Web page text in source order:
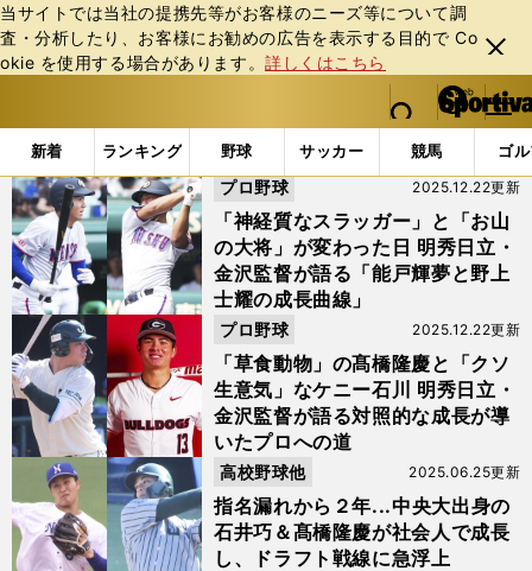
当サイトでは当社の提携先等がお客様のニーズ等について調
査・分析したり、お客様にお勧めの広告を表⽰する⽬的で Co
okie を使⽤する場合があります。詳しくはこちら
閉じ
る
web Sportiva (webスポルティーバ)
検索
マイペ
ー
ジ
メニュ
新着 ランキング 野球 サッカー 競馬 ゴ
b
ス
ポ
ル
テ
ィ
ー
バ
「#髙橋隆慶」の最新ニュース・ 情報
「神経質なスラッガー」と「お山
の大将」が変わった日 明秀日立・
金沢監督が語る「能戸輝夢と野上
士耀の成長曲線」
2025.12.22更新
プロ野球
「草食動物」の髙橋隆慶と「クソ
生意気」なケニー石川 明秀日立・
金沢監督が語る対照的な成長が導
いたプロへの道
2025.12.22更新
プロ野球
指名漏れから２年...中央大出身の
石井巧＆髙橋隆慶が社会人で成長
し、ドラフト戦線に急浮上
2025.06.25更新
高校野球他